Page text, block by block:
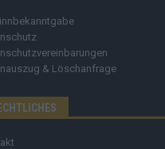
& Löschanfrage